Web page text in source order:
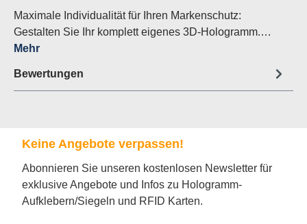
Maximale Individualität für Ihren Markenschutz:
Gestalten Sie Ihr komplett eigenes 3D-Hologramm.…
Mehr
Bewertungen
Keine Angebote verpassen!
Abonnieren Sie unseren kostenlosen Newsletter für
exklusive Angebote und Infos zu Hologramm-
Aufklebern/Siegeln und RFID Karten.